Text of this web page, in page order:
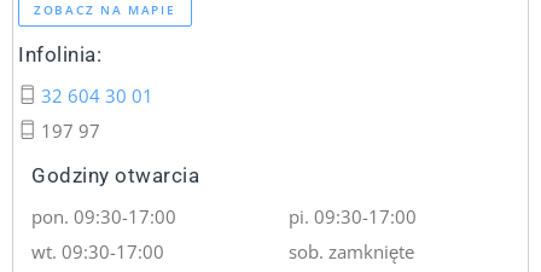
ZOBACZ NA MAPIE
Infolinia:
32 604 30 01
197 97
Godziny otwarcia
pon. 09:30-17:00
wt. 09:30-17:00
pi. 09:30-17:00
sob. zamknięte